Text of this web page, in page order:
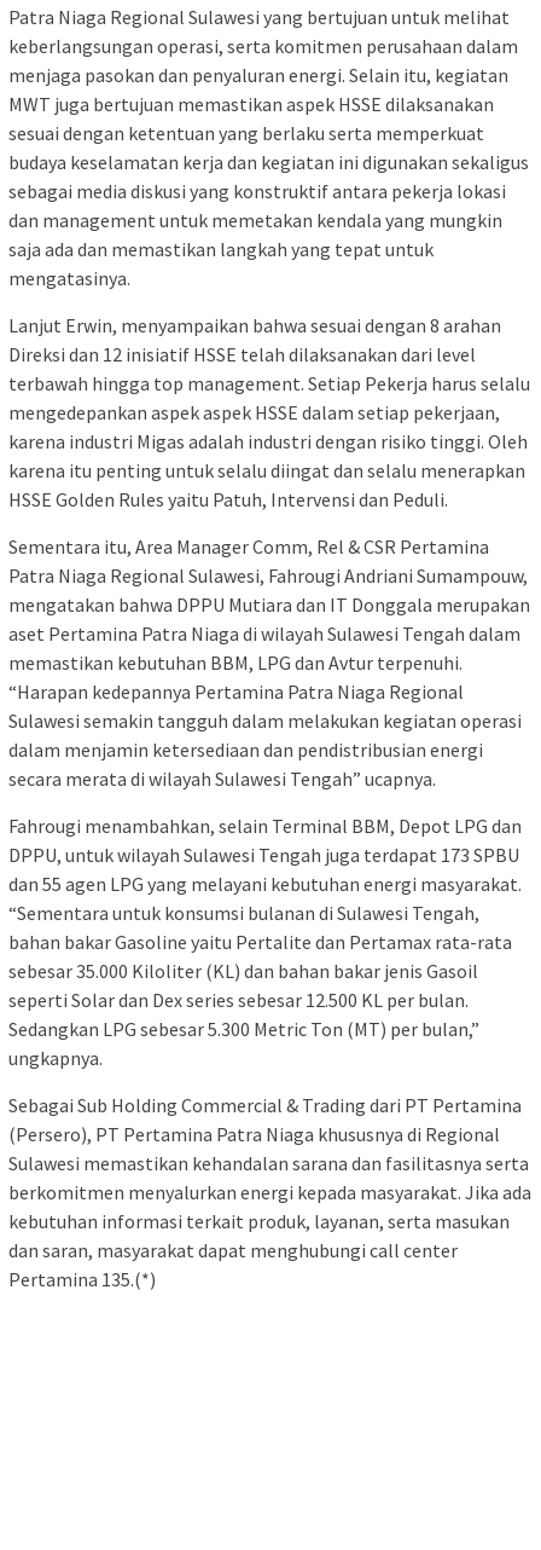
Patra Niaga Regional Sulawesi yang bertujuan untuk melihat
keberlangsungan operasi, serta komitmen perusahaan dalam
menjaga pasokan dan penyaluran energi. Selain itu, kegiatan
MWT juga bertujuan memastikan aspek HSSE dilaksanakan
sesuai dengan ketentuan yang berlaku serta memperkuat
budaya keselamatan kerja dan kegiatan ini digunakan sekaligus
sebagai media diskusi yang konstruktif antara pekerja lokasi
dan management untuk memetakan kendala yang mungkin
saja ada dan memastikan langkah yang tepat untuk
mengatasinya.
Lanjut Erwin, menyampaikan bahwa sesuai dengan 8 arahan
Direksi dan 12 inisiatif HSSE telah dilaksanakan dari level
terbawah hingga top management. Setiap Pekerja harus selalu
mengedepankan aspek aspek HSSE dalam setiap pekerjaan,
karena industri Migas adalah industri dengan risiko tinggi. Oleh
karena itu penting untuk selalu diingat dan selalu menerapkan
HSSE Golden Rules yaitu Patuh, Intervensi dan Peduli.
Sementara itu, Area Manager Comm, Rel & CSR Pertamina
Patra Niaga Regional Sulawesi, Fahrougi Andriani Sumampouw,
mengatakan bahwa DPPU Mutiara dan IT Donggala merupakan
aset Pertamina Patra Niaga di wilayah Sulawesi Tengah dalam
memastikan kebutuhan BBM, LPG dan Avtur terpenuhi.
“Harapan kedepannya Pertamina Patra Niaga Regional
Sulawesi semakin tangguh dalam melakukan kegiatan operasi
dalam menjamin ketersediaan dan pendistribusian energi
secara merata di wilayah Sulawesi Tengah” ucapnya.
Fahrougi menambahkan, selain Terminal BBM, Depot LPG dan
DPPU, untuk wilayah Sulawesi Tengah juga terdapat 173 SPBU
dan 55 agen LPG yang melayani kebutuhan energi masyarakat.
“Sementara untuk konsumsi bulanan di Sulawesi Tengah,
bahan bakar Gasoline yaitu Pertalite dan Pertamax rata-rata
sebesar 35.000 Kiloliter (KL) dan bahan bakar jenis Gasoil
seperti Solar dan Dex series sebesar 12.500 KL per bulan.
Sedangkan LPG sebesar 5.300 Metric Ton (MT) per bulan,”
ungkapnya.
Sebagai Sub Holding Commercial & Trading dari PT Pertamina
(Persero), PT Pertamina Patra Niaga khususnya di Regional
Sulawesi memastikan kehandalan sarana dan fasilitasnya serta
berkomitmen menyalurkan energi kepada masyarakat. Jika ada
kebutuhan informasi terkait produk, layanan, serta masukan
dan saran, masyarakat dapat menghubungi call center
Pertamina 135.(*)